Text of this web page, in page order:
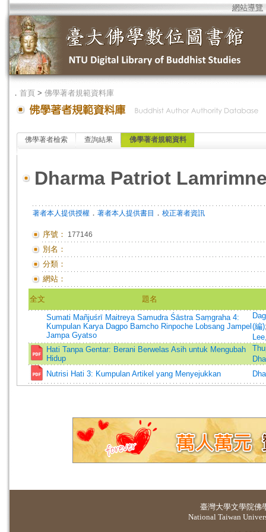
網站導覽
． 首頁 > 佛學著者規範資料庫
佛學著者檢索 查詢結果 佛學著者規範資料
Dharma Patriot
著者本人提供授權 ． 著者本人提供書目 ． 校正著者資訊
序號： 177146
別名：
分類：
網站：
全文 題名
Sumati Mañjuśrī Maitreya Samudra Śāstra Saṃgraha 4:
Kumpulan Karya Dagpo Bamcho Rinpoche Lobsang Jampel
Jampa Gyatso
(編)
Hati Tanpa Gentar: Berani Berwelas Asih untuk Mengubah
Hidup
Nutrisi Hati 3: Kumpulan Artikel yang Menyejukkan
臺灣大學文學院佛
National Taiwan